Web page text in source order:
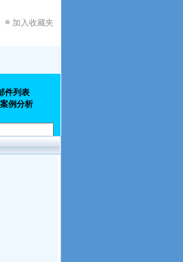
加入收藏夹